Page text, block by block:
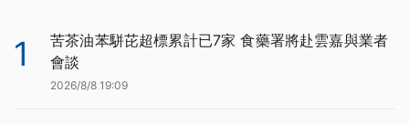
1
苦茶油苯駢芘超標累計已7家 食藥署將赴雲嘉與業者
會談
2026/8/8 19:09